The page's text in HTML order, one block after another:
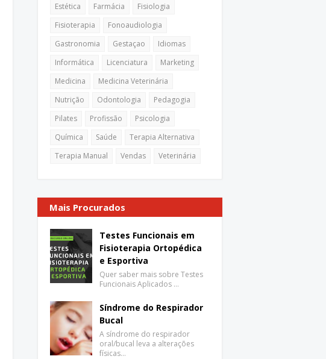
Estética
Farmácia
Fisiologia
Fisioterapia
Fonoaudiologia
Gastronomia
Gestaçao
Idiomas
Informática
Licenciatura
Marketing
Medicina
Medicina Veterinária
Nutrição
Odontologia
Pedagogia
Pilates
Profissão
Psicologia
Química
Saúde
Terapia Alternativa
Terapia Manual
Vendas Veterinária
Mais Procurados
Testes Funcionais em
Fisioterapia Ortopédica
e Esportiva
Quer saber mais sobre Testes
Funcionais Aplicados …
Síndrome do Respirador
Bucal
A síndrome do respirador
oral/bucal leva a alterações
físicas…